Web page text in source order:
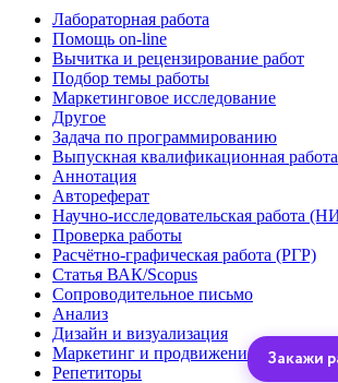
Лабораторная работа
Помощь on-line
Вычитка и рецензирование работ
Подбор темы работы
Маркетинговое исследование
Другое
Задача по программированию
Выпускная квалификационная
Аннотация
Автореферат
Научно-исследовательская работа
Проверка работы
Расчётно-графическая работа (РГР)
Статья ВАК/Scopus
Сопроводительное письмо
Анализ
Дизайн и визуализация
Маркетинг и продвижение
Репетиторы